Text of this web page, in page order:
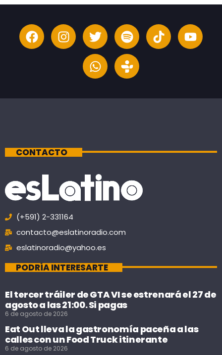
CONTACTO
(+591) 2-331164
contacto@eslatinoradio.com
eslatinoradio@yahoo.es
PODRÍA INTERESARTE
El tercer tráiler de GTA VI se estrenará el 27 de
agosto a las 21:00. Si pagas
6 de agosto de 2026
Eat Out lleva la gastronomía paceña a las
calles con un Food Truck itinerante
6 de agosto de 2026